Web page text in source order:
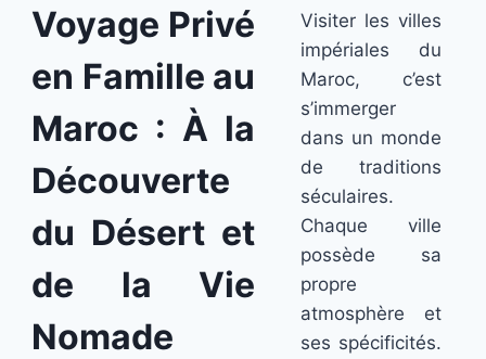
Voyage Privé
en Famille au
Maroc : À la
Découverte
du Désert et
de la Vie
Nomade
Visiter les villes
impériales du
Maroc, c’est
s’immerger
dans un monde
de traditions
séculaires.
Chaque ville
possède sa
propre
atmosphère et
ses spécificités.